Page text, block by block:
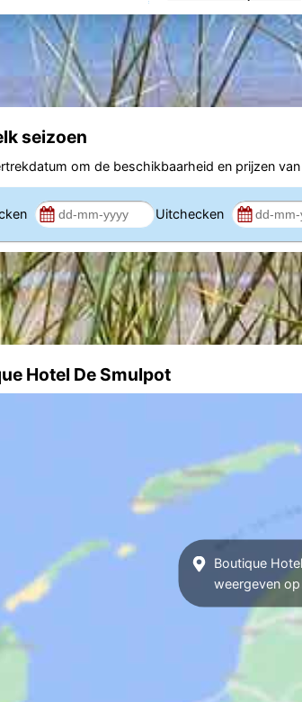
seizoen
om de beschikbaarheid en prijzen van
Uitchecken
Hotel De Smulpot
Boutique
weergeven